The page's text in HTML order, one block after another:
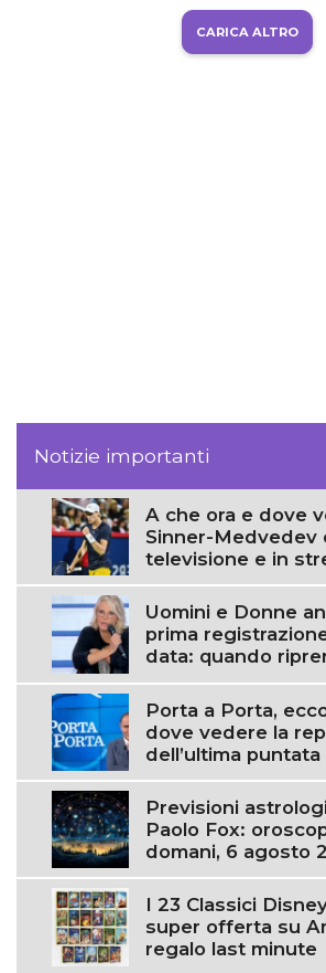
CARICA ALTRO
Notizie importanti
A che ora e dove
Sinner-Medvedev
televisione e in
Uomini e Donne
prima
data: quando
Porta a Porta,
dove vedere la
dell’ultima puntata
Previsioni
Paolo Fox:
domani, 6 agosto
I 23 Classici
super offerta su
regalo last minute